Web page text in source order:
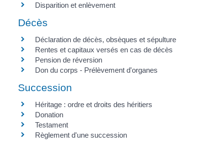
Disparition et enlèvement
Décès
Déclaration de décès, obsèques et sépulture
Rentes et capitaux versés en cas de décès
Pension de réversion
Don du corps - Prélèvement d'organes
Succession
Héritage : ordre et droits des héritiers
Donation
Testament
Règlement d'une succession